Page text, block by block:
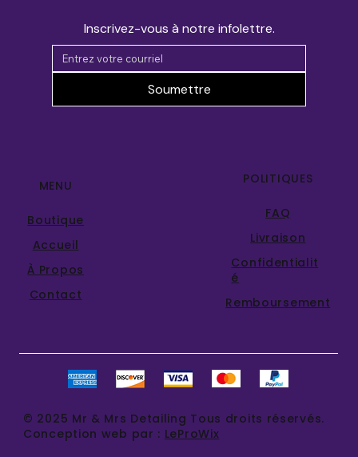
Inscrivez-vous à notre infolettre.
Soumettre
MENU
Boutique
Accueil
À Propos
Contact
POLITIQUES
FAQ
Livraison
Confidentialit
é
Remboursement
© 2025 Mr & Mrs Detailing Tous droits réservés.
Conception web par : LeProWix